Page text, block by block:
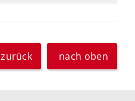
zurück nach oben